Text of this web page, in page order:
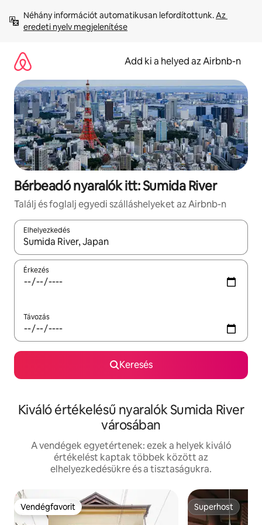
tartalomra
Néhány információt automatikusan lefordítottunk. Az
eredeti nyelv megjelenítése
Add ki a helyed az Airbnb-n
Bérbeadó nyaralók itt: Sumida River
Találj és foglalj egyedi szálláshelyeket az Airbnb-n
Elhelyezkedés
Az eredmények között a felfelé és a lefelé nyíllal
Érkezés
Távozás
Keresés
Kiváló értékelésű nyaralók Sumida River
városában
A vendégek egyetértenek: ezek a helyek kiváló
értékelést kaptak többek között az
elhelyezkedésükre és a tisztaságukra.
Vendégfavorit
Vendégfavorit Superhost
Superhost